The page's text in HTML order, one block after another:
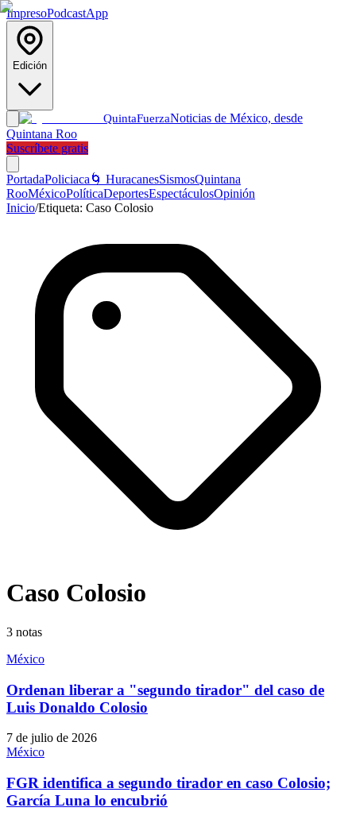
ImpresoPodcastApp
Edición
QuintaFuerzaNoticias de México, desde
Quintana Roo
Suscríbete gratis
PortadaPoliciaca 🌀 HuracanesSismosQuintana
RooMéxicoPolíticaDeportesEspectáculosOpinión
Inicio/Etiqueta: Caso Colosio
Caso Colosio
3 notas
México
Ordenan liberar a "segundo tirador" del caso de
Luis Donaldo Colosio
7 de julio de 2026
México
FGR identifica a segundo tirador en caso Colosio;
García Luna lo encubrió